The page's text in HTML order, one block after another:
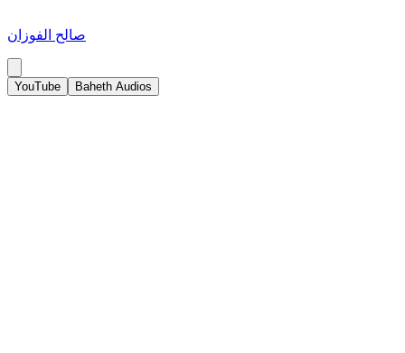
صالح الفوزان
YouTube Baheth Audios